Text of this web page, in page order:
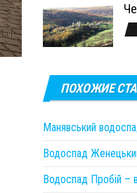
ПОХОЖИЕ
Манявський
Водоспад
Водоспад Пробій –